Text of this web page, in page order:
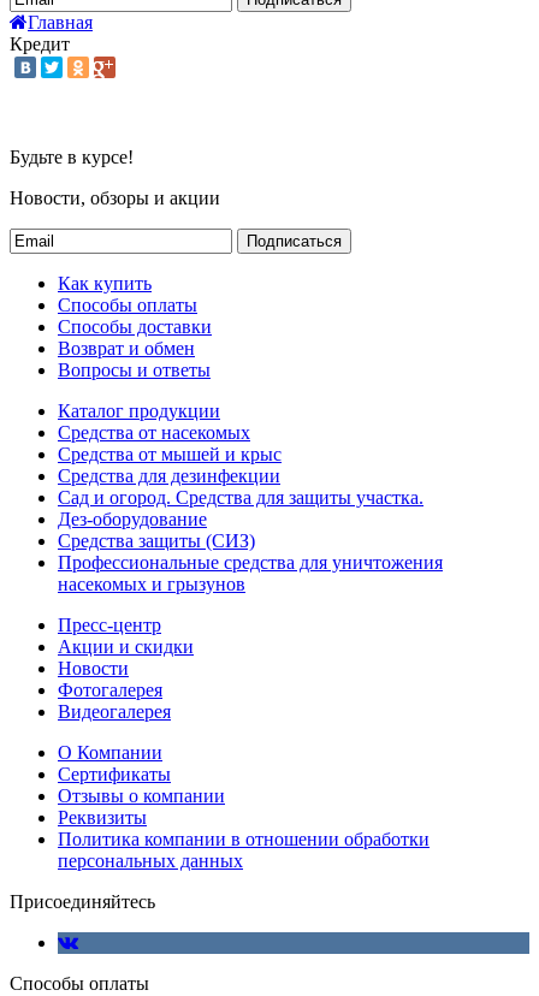
Главная
Кредит
Будьте в курсе!
Новости, обзоры и акции
Подписаться
Как купить
Способы оплаты
Способы доставки
Возврат и обмен
Вопросы и ответы
Каталог продукции
Средства от насекомых
Средства от мышей и крыс
Средства для дезинфекции
Сад и огород. Средства для защиты участка.
Дез-оборудование
Средства защиты (СИЗ)
Профессиональные средства для уничтожения
насекомых и грызунов
Пресс-центр
Акции и скидки
Новости
Фотогалерея
Видеогалерея
О Компании
Сертификаты
Отзывы о компании
Реквизиты
Политика компании в отношении обработки
персональных данных
Присоединяйтесь
Способы оплаты